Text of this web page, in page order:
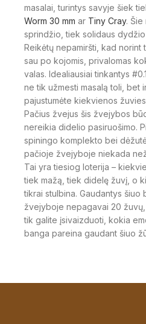
masalai, turintys savyje šiek
Worm 30 mm ar Tiny Cray. Šie
sprindžio, tiek solidaus
Reikėtų nepamiršti, kad norint
sau po kojomis, privalomas
valas. Idealiausiai tinkantys
ne tik užmesti masalą toli, bet
pajustumėte kiekvienos
Pačius žvejus šis žvejybos
nereikia didelio pasiruošimo.
spiningo komplekto bei
pačioje žvejyboje niekada
Tai yra tiesiog loterija –
tiek mažą, tiek didelę žuvį, o
tikrai stulbina. Gaudantys šiuo
žvejyboje nepagavai 20
tik galite įsivaizduoti, kokia
banga pareina gaudant šiuo